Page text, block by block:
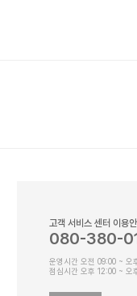
고객 서비스 센터 이용
080-380-
운영시간 오전 09:00 ~ 오
점심시간 오후 12:00 ~ 오